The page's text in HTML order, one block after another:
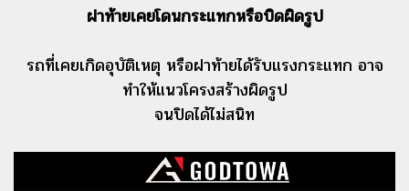
ฝาท้ายเคยโดนกระแทกหรือบิดผิดรูป
รถที่เคยเกิดอุบัติเหตุ หรือฝาท้ายได้รับแรงกระแทก อาจ
ทำให้แนวโครงสร้างผิดรูป
จนปิดได้ไม่สนิท